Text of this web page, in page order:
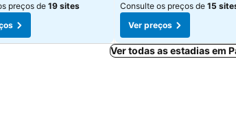
preços de 19 sites
Consulte os preços de 15
Ver preços
Ver todas as estadias em